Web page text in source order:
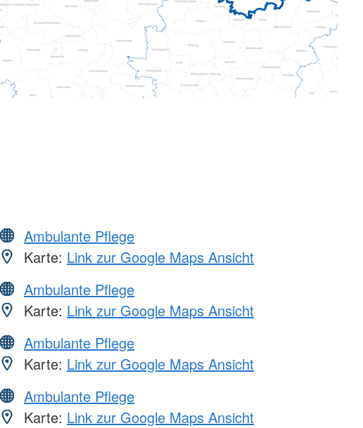
Ambulante Pflege
Karte: Link zur Google Maps Ansicht
Ambulante Pflege
Karte: Link zur Google Maps Ansicht
Ambulante Pflege
Karte: Link zur Google Maps Ansicht
Ambulante Pflege
Karte: Link zur Google Maps Ansicht